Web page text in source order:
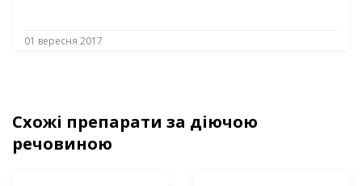
01 вересня 2017
Схожі препарати за діючою
речовиною